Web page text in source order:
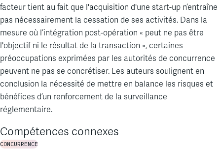
facteur tient au fait que l'acquisition d'une start-up n’entraîne
pas nécessairement la cessation de ses activités. Dans la
mesure où l’intégration post-opération « peut ne pas être
l'objectif ni le résultat de la transaction », certaines
préoccupations exprimées par les autorités de concurrence
peuvent ne pas se concrétiser. Les auteurs soulignent en
conclusion la nécessité de mettre en balance les risques et
bénéfices d’un renforcement de la surveillance
réglementaire.
Compétences connexes
CONCURRENCE